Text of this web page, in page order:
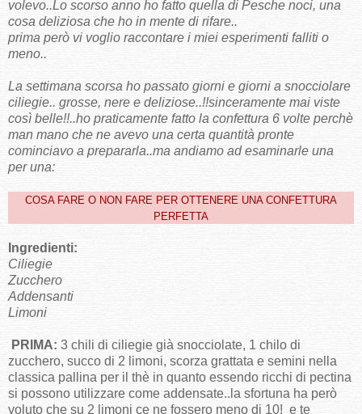
volevo..Lo scorso anno ho fatto quella di Pesche noci, una
cosa deliziosa che ho in mente di rifare..
prima però vi voglio raccontare i miei esperimenti falliti o
meno..
La settimana scorsa ho passato giorni e giorni a snocciolare
ciliegie.. grosse, nere e deliziose..!!sinceramente mai viste
così belle!!..ho praticamente fatto la confettura 6 volte perchè
man mano che ne avevo una certa quantità pronte
cominciavo a prepararla..ma andiamo ad esaminarle una
per una:
COSA FARE O NON FARE PER OTTENERE UNA CONFETTURA
PERFETTA
Ingredienti:
Ciliegie
Zucchero
Addensanti
Limoni
PRIMA: 3 chili di ciliegie già snocciolate, 1 chilo di
zucchero, succo di 2 limoni, scorza grattata e semini nella
classica pallina per il thè in quanto essendo ricchi di pectina
si possono utilizzare come addensate..la sfortuna ha però
voluto che su 2 limoni ce ne fossero meno di 10! e te